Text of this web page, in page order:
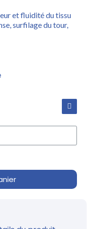
et fluidité du tissu
surfilage du tour,